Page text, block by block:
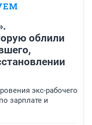
облили
экс-рабочего
зарплате и